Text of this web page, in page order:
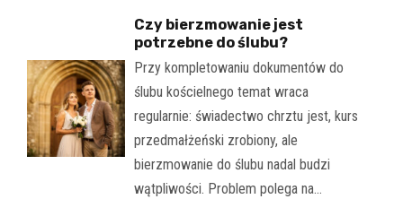
Czy bierzmowanie jest
potrzebne do ślubu?
Przy kompletowaniu dokumentów do
ślubu kościelnego temat wraca
regularnie: świadectwo chrztu jest, kurs
przedmałżeński zrobiony, ale
bierzmowanie do ślubu nadal budzi
wątpliwości. Problem polega na…